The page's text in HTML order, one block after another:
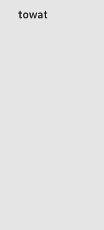
towat